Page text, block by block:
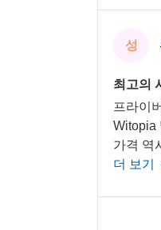
성
최고의
프라이
Witopia
가격 역
더 보기